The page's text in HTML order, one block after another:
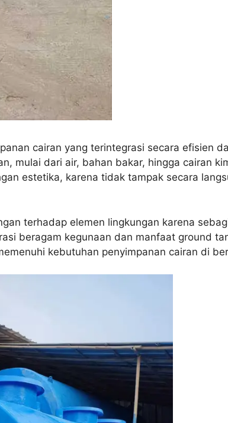
cairan yang terintegrasi secara efisien
mulai dari air, bahan bakar, hingga cairan
estetika, karena tidak tampak secara
terhadap elemen lingkungan karena
beragam kegunaan dan manfaat ground
kebutuhan penyimpanan cairan di